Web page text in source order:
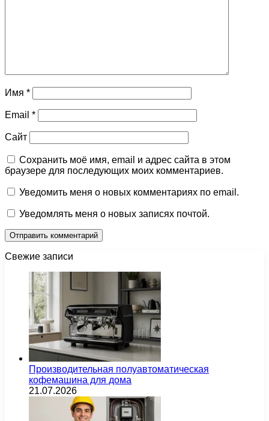
Имя *
Email *
Сайт
Сохранить моё имя, email и адрес сайта в этом
браузере для последующих моих комментариев.
Уведомить меня о новых комментариях по email.
Уведомлять меня о новых записях почтой.
Свежие записи
Производительная полуавтоматическая
кофемашина для дома
21.07.2026